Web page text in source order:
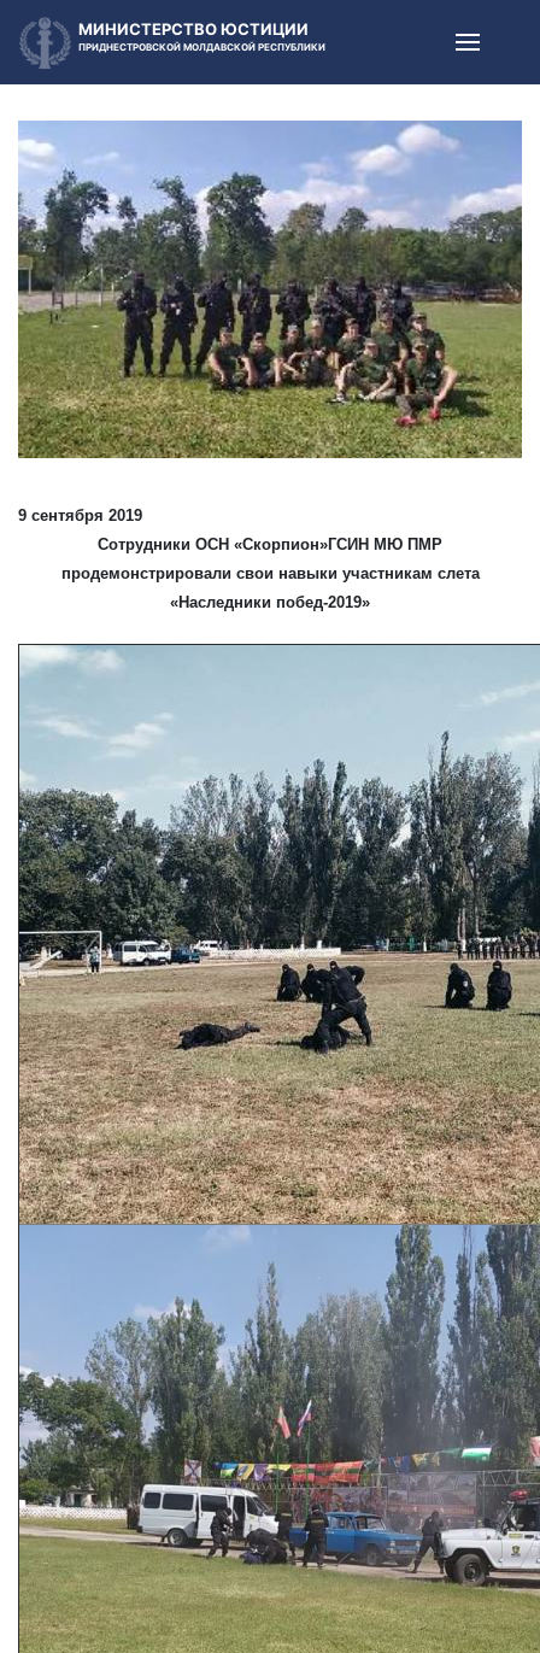
МИНИСТЕРСТВО ЮСТИЦИИ
ПРИДНЕСТРОВСКОЙ МОЛДАВСКОЙ РЕСПУБЛИКИ
9 сентября 2019
Сотрудники ОСН «Скорпион»ГСИН МЮ ПМР
продемонстрировали свои навыки участникам слета
«Наследники побед-2019»